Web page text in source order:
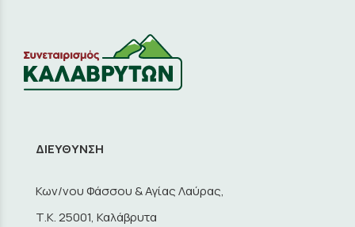
ΔΙΕΥΘΥΝΣΗ
Κων/νου Φάσσου & Αγίας Λαύρας,
Τ.Κ. 25001, Καλάβρυτα